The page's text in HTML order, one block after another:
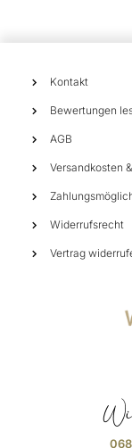
Kontakt
Bewertungen
AGB
Versandkosten
Widerrufsrecht
Vertrag